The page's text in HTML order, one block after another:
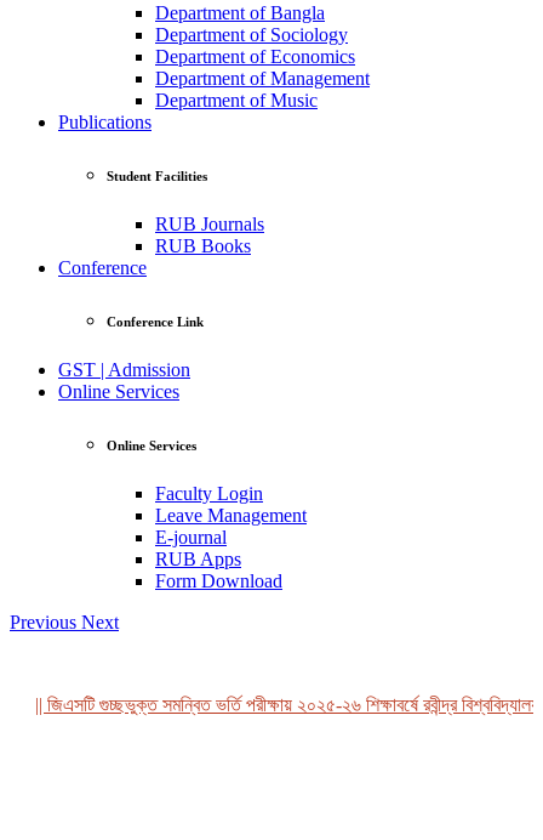
Department of Bangla
Department of Sociology
Department of Economics
Department of Management
Department of Music
Publications
Student Facilities
RUB Journals
RUB Books
Conference
Conference Link
GST | Admission
Online Services
Online Services
Faculty Login
Leave Management
E-journal
RUB Apps
Form Download
Previous Next
|| জিএসটি গুচ্ছভুক্ত সমন্বিত ভর্তি পরীক্ষায় ২০২৫-২৬ শিক্ষাবর্ষে রবীন্দ্র